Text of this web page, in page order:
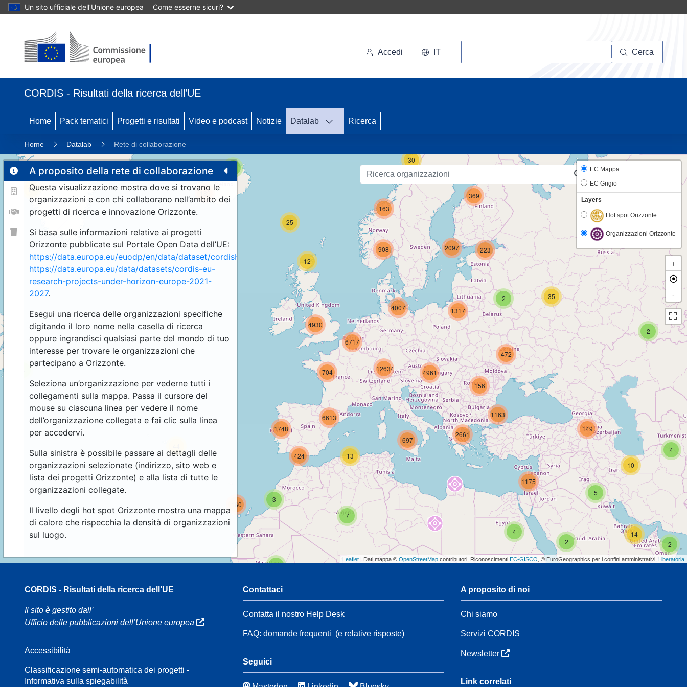
Un sito ufficiale dell’Unione europea Come esserne sicuri?
Accedi IT Cerca
CORDIS - Risultati della ricerca dell’UE
Home Pack tematici Progetti e risultati Video e podcast Notizie Datalab Ricerca
Home Datalab Rete di collaborazione
A proposito della rete di collaborazione
Questa visualizzazione mostra dove si trovano le
organizzazioni e con chi collaborano nell’ambito dei
progetti di ricerca e innovazione Orizzonte.
Si basa sulle informazioni relative ai progetti
Orizzonte pubblicate sul Portale Open Data dell’UE:
https://data.europa.eu/euodp/en/data/dataset/cordisH2020projects
https://data.europa.eu/data/datasets/cordis-eu-
research-projects-under-horizon-europe-2021-
2027.
Esegui una ricerca delle organizzazioni specifiche
digitando il loro nome nella casella di ricerca
oppure ingrandisci qualsiasi parte del mondo di tuo
interesse per trovare le organizzazioni che
partecipano a Orizzonte.
Seleziona un’organizzazione per vederne tutti i
collegamenti sulla mappa. Passa il cursore del
mouse su ciascuna linea per vedere il nome
dell’organizzazione collegata e fai clic sulla linea
per accedervi.
Sulla sinistra è possibile passare ai dettagli delle
organizzazioni selezionate (indirizzo, sito web e
lista dei progetti Orizzonte) e alla lista di tutte le
organizzazioni collegate.
Il livello degli hot spot Orizzonte mostra una mappa
di calore che rispecchia la densità di organizzazioni
sul luogo.
11
2
4
5
10
2
41
14
2
21
10
39
44
3
160
12
25
189
6717
4930
30
163
4007
908 223
369
2097
1317
7
2 35
156
472
2
4
149
1175
697
4961
2661
1163
13
424
704
1748
12634
6613
EC Mappa
EC Grigio
Layers
Hot spot Orizzonte
Organizzazioni Orizzonte
+
-
Leaflet | Dati mappa © OpenStreetMap contributori, Riconoscimenti EC-GISCO , © EuroGeographics per i confini amministrativi, Liberatoria
CORDIS - Risultati della ricerca dell’UE
Il sito è gestito dall’
Ufficio delle pubblicazioni dell’Unione europea
Accessibilità
Classificazione semi-automatica dei progetti -
Informativa sulla spiegabilità
Contattaci
Contatta il nostro Help Desk
FAQ: domande frequenti (e relative risposte)
Seguici
A proposito di noi
Chi siamo
Servizi CORDIS
Newsletter
Link correlati